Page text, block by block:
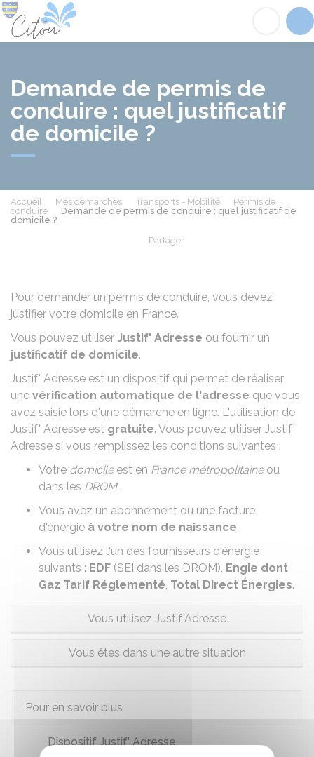
Demande de permis de
conduire : quel justificatif
de domicile ?
Accueil Mes démarches Transports - Mobilité
Permis de
conduire
Demande de permis de conduire : quel justificatif de
domicile ?
Partager
Pour demander un permis de conduire, vous devez
justifier votre domicile en France.
Vous pouvez utiliser Justif' Adresse ou fournir un
justificatif de domicile.
Justif' Adresse est un dispositif qui permet de réaliser
une vérification automatique de l'adresse que vous
avez saisie lors d'une démarche en ligne. L'utilisation de
Justif' Adresse est gratuite. Vous pouvez utiliser Justif'
Adresse si vous remplissez les conditions suivantes :
Votre domicileest en France métropolitaineou
dans les DROM.
Vous avez un abonnement ou une facture
d'énergie à votre nom de naissance.
Vous utilisez l'un des fournisseurs d'énergie
suivants : EDF (SEI dans les DROM), Engie dont
Gaz Tarif Réglementé, Total Direct Énergies.
Vous utilisez Justif'Adresse
Vous êtes dans une autre situation
Pour en savoir plus
Dispositif Justif' Adresse